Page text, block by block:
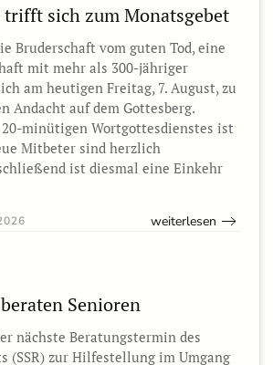
sich zum Monatsgebet
Bruderschaft vom guten Tod, eine
mit mehr als 300-jähriger
am heutigen Freitag, 7. August, zu
Andacht auf dem Gottesberg.
20-minütigen Wortgottesdienstes ist
Mitbeter sind herzlich
ist diesmal eine Einkehr
weiterlesen
Senioren
nächste Beratungstermin des
(SSR) zur Hilfestellung im Umgang